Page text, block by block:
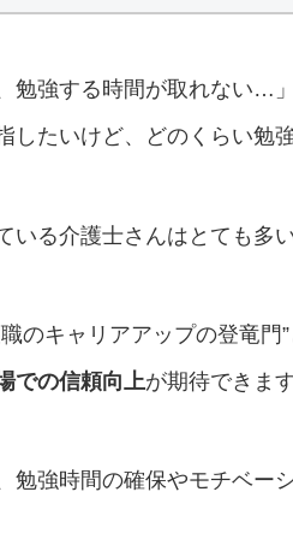
勉強する時間が取れない…」
したいけど、どのくらい勉
いる介護士さんはとても多い
のキャリアアップの登竜門
での信頼向上が期待できます
勉強時間の確保やモチベー